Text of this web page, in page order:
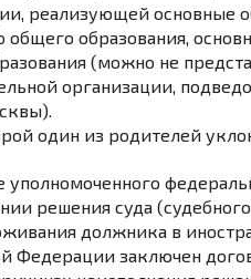
реализующей основные
общего образования,
(можно не
организации,
один из родителей
решения суда
должника в
Федерации заключен